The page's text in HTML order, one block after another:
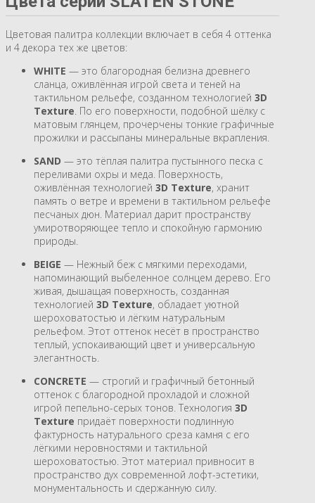
Цветовая палитра коллекции включает в себя 4 оттенка
и 4 декора тех же цветов:
WHITE — это благородная белизна древнего
сланца, оживлённая игрой света и теней на
тактильном рельефе, созданном технологией 3D
Texture. По его поверхности, подобной шёлку с
матовым глянцем, прочерчены тонкие графичные
прожилки и рассыпаны минеральные вкрапления.
SAND — это тёплая палитра пустынного песка с
переливами охры и меда. Поверхность,
оживлённая технологией 3D Texture, хранит
память о ветре и времени в тактильном рельефе
песчаных дюн. Материал дарит пространству
умиротворяющее тепло и спокойную гармонию
природы.
BEIGE — Нежный беж с мягкими переходами,
напоминающий выбеленное солнцем дерево. Его
живая, дышащая поверхность, созданная
технологией 3D Texture, обладает уютной
шероховатостью и лёгким натуральным
рельефом. Этот оттенок несёт в пространство
теплый, успокаивающий цвет и универсальную
элегантность.
CONCRETE — cтрогий и графичный бетонный
оттенок с благородной прохладой и сложной
игрой пепельно-серых тонов. Технология 3D
Texture придаёт поверхности подлинную
фактурность натурального среза камня с его
лёгкими неровностями и тактильной
шероховатостью. Этот материал привносит в
пространство дух современной лофт-эстетики,
монументальность и сдержанную силу.